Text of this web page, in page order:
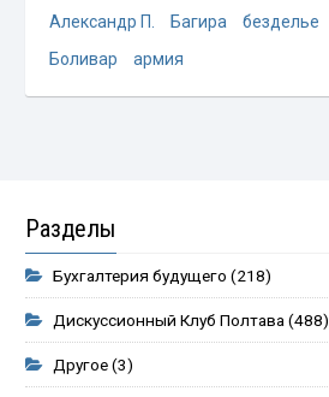
Александр П.
Багира безделье
Боливар
армия
Разделы
Бухгалтерия будущего (218)
Дискуссионный Клуб Полтава(488)
Другое(3)